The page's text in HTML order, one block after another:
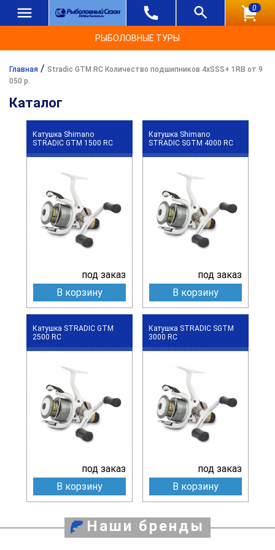
0
РЫБОЛОВНЫЕ ТУРЫ
Главная / Stradic GTM RC Количество подшипников 4хSSS+ 1RB от 9
050 р.
Каталог
Катушка Shimano
STRADIC GTM 1500 RC
под заказ
В корзину
Катушка Shimano
STRADIC SGTM 4000 RC
под заказ
В корзину
Катушка STRADIC GTM
2500 RC
под заказ
В корзину
Катушка STRADIC SGTM
3000 RC
под заказ
В корзину
Наши бренды